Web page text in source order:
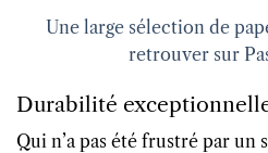
Une large sélection de
retrouver sur
Durabilité
Qui n’a pas été frustré par un